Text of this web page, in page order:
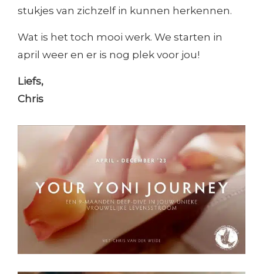
stukjes van zichzelf in kunnen herkennen.
Wat is het toch mooi werk. We starten in
april weer en er is nog plek voor jou!
Liefs,
Chris